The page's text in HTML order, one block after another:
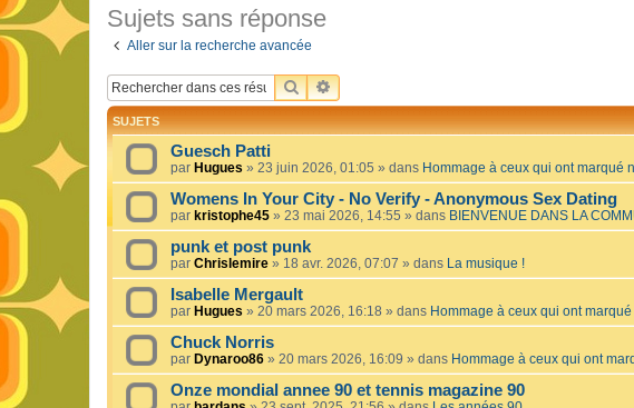
Sujets sans réponse
Aller sur la recherche avancée
RECHERCHER
RECHERCHE AVANCÉE
SUJETS
Guesch Patti
par Hugues » 23 juin 2026, 01:05 » dans Hommage à ceux qui ont marqué
Womens In Your City - No Verify - Anonymous Sex Dating
par kristophe45 » 23 mai 2026, 14:55 » dans BIENVENUE DANS LA
punk et post punk
par Chrislemire » 18 avr. 2026, 07:07 » dans La musique !
Isabelle Mergault
par Hugues » 20 mars 2026, 16:18 » dans Hommage à ceux qui ont
Chuck Norris
par Dynaroo86 » 20 mars 2026, 16:09 » dans Hommage à ceux qui ont
Onze mondial annee 90 et tennis magazine 90